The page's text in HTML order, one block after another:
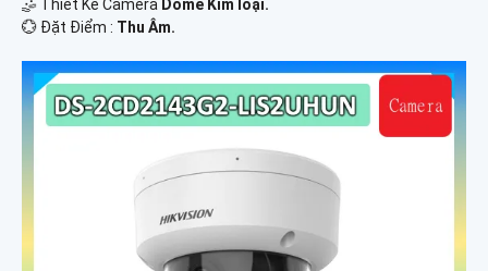
🤹 Thiết Kế Camera Dome Kim loại.
️💮 Đặt Điểm : Thu Âm.